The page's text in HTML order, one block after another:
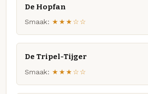
De Hopfan
Smaak: ★★★☆☆
De Tripel-Tijger
Smaak: ★★★☆☆